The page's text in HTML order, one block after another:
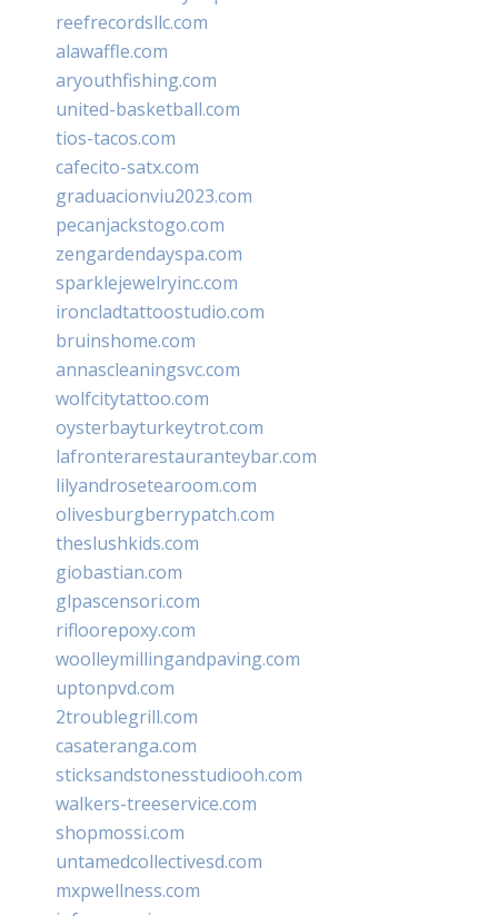
reefrecordsllc.com
alawaffle.com
aryouthfishing.com
united-basketball.com
tios-tacos.com
cafecito-satx.com
graduacionviu2023.com
pecanjackstogo.com
zengardendayspa.com
sparklejewelryinc.com
ironcladtattoostudio.com
bruinshome.com
annascleaningsvc.com
wolfcitytattoo.com
oysterbayturkeytrot.com
lafronterarestauranteybar.com
lilyandrosetearoom.com
olivesburgberrypatch.com
theslushkids.com
giobastian.com
glpascensori.com
rifloorepoxy.com
woolleymillingandpaving.com
uptonpvd.com
2troublegrill.com
casateranga.com
sticksandstonesstudiooh.com
walkers-treeservice.com
shopmossi.com
untamedcollectivesd.com
mxpwellness.com